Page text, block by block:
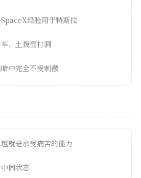
经验用于特斯拉
、土拨鼠打洞
中完全不受刺激
就是承受痛苦的能力
间状态